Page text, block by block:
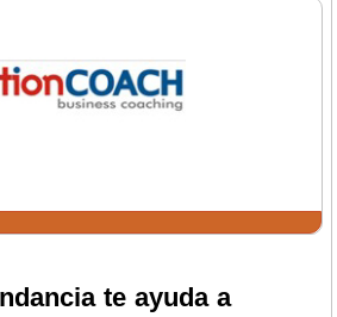
te ayuda a